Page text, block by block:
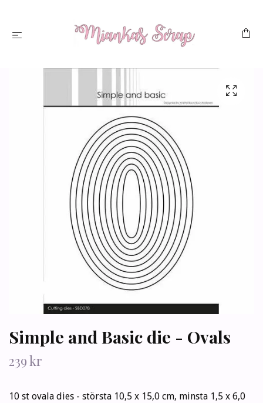
Simple and Basic die - Ovals
239 kr
10 st ovala dies - största 10,5 x 15,0 cm, minsta 1,5 x 6,0